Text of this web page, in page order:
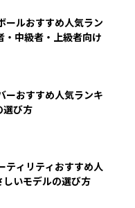
ールおすすめ人気ラン
・中級者・上級者向け
ーおすすめ人気ランキ
選び方
ティリティおすすめ人
いモデルの選び方